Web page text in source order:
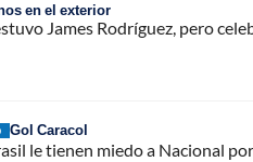
en el exterior
James Rodríguez, pero
Gol Caracol
le tienen miedo a Nacional